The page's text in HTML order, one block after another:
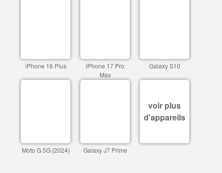
iPhone 16 Plus
iPhone 17 Pro
Max
Galaxy S10
Moto G 5G (2024) Galaxy J7 Prime
voir plus
d'appareils